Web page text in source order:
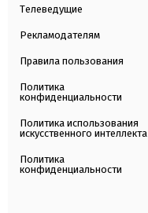
Телеведущие
Рекламодателям
Правила пользования
Политика
конфиденциальности
Политика использования
искусственного интеллекта
Политика
конфиденциальности